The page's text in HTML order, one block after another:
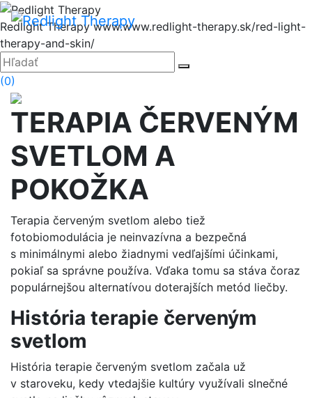
Hore
Redlight Therapywww.www.redlight-therapy.sk/red-light-
therapy-and-skin/
Zatvoriť
Hľadať:
(0)
TERAPIA ČERVENÝM
SVETLOM A
POKOŽKA
Terapia červeným svetlom alebo tiež
fotobiomodulácia je neinvazívna a bezpečná
s minimálnymi alebo žiadnymi vedľajšími účinkami,
pokiaľ sa správne používa. Vďaka tomu sa stáva čoraz
populárnejšou alternatívou doterajších metód liečby.
História terapie červeným
svetlom
História terapie červeným svetlom začala už
v staroveku, kedy vtedajšie kultúry využívali slnečné